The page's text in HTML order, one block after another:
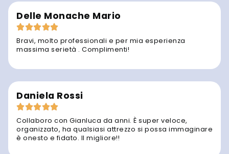
Delle Monache Mario
Bravi, molto professionali e per mia esperienza
massima serietà . Complimenti!
Daniela Rossi
Collaboro con Gianluca da anni. È super veloce,
organizzato, ha qualsiasi attrezzo si possa immaginare
è onesto e fidato. Il migliore!!